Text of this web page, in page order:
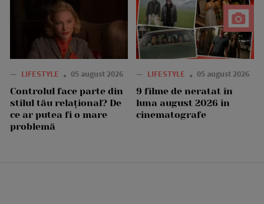
— LIFESTYLE 05 august 2026
Controlul face parte din
stilul tău relațional? De
ce ar putea fi o mare
problemă
— LIFESTYLE 05 august 2026
9 filme de neratat în
luna august 2026 în
cinematografe